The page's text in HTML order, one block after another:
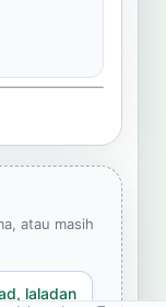
atau masih
laladan